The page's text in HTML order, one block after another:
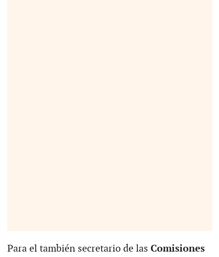
Para el también secretario de las Comisiones